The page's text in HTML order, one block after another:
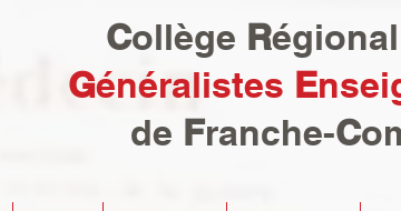
Collège Régional
Généralistes E
de Franche-C